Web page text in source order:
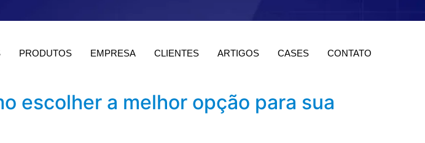
PRODUTOS EMPRESA CLIENTES ARTIGOS CASES CONTATO
escolher a melhor opção para sua